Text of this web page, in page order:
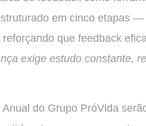
em cinco etapas
que feedback
exige estudo constante,
do Grupo PróVida